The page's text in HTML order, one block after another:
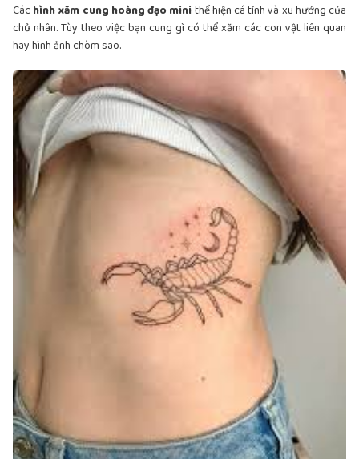
Cáchình xăm cung hoàng đạo minithể hiện cá tính và xu hướng của
chủ nhân. Tùy theo việc bạn cung gì có thể xăm các con vật liên quan
hay hình ảnh chòm sao.